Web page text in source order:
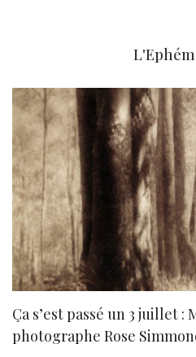
Ça s’est passé un 3 juillet :
photographe Rose